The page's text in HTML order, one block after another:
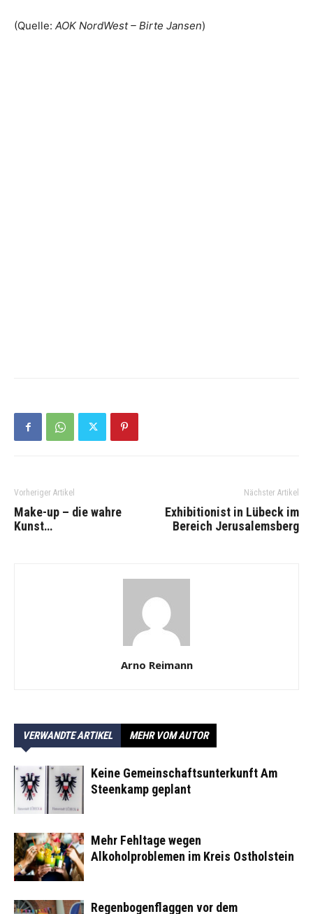
(Quelle: AOK NordWest – Birte Jansen)
Vorheriger Artikel
Make-up – die wahre
Kunst…
Nächster Artikel
Exhibitionist in Lübeck im
Bereich Jerusalemsberg
Arno Reimann
VERWANDTE ARTIKEL MEHR VOM AUTOR
Keine Gemeinschaftsunterkunft Am
Steenkamp geplant
Mehr Fehltage wegen
Alkoholproblemen im Kreis Ostholstein
Regenbogenflaggen vor dem